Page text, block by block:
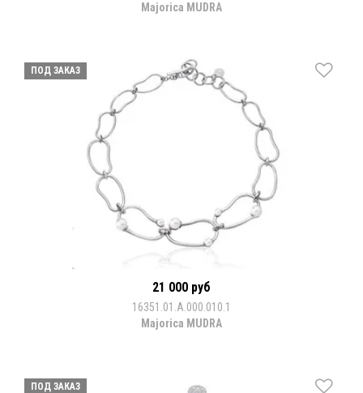
Majorica MUDRA
ПОД ЗАКАЗ
21 000 руб
16351.01.A.000.010.1
Majorica MUDRA
ПОД ЗАКАЗ